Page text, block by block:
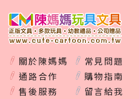
關於陳媽媽 常見問題
通路合作
購物指南
售後服務
留言給我